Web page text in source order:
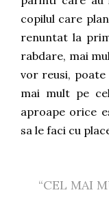
copilul care
renuntat la
rabdare, mai
vor reusi, poate
mai mult pe
aproape orice
sa le faci cu
“CEL MAI